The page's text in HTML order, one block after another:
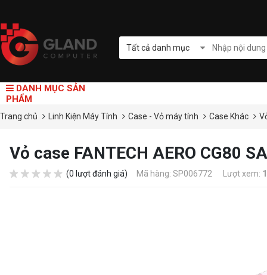
Tất cả danh mục
DANH MỤC SẢN
PHẨM
Trang chủ Linh Kiện Máy Tính Case - Vỏ máy tính Case Khác
Vỏ case FANTECH AERO CG80
(0 lượt đánh giá) Mã hàng: SP006772 Lượt xem: